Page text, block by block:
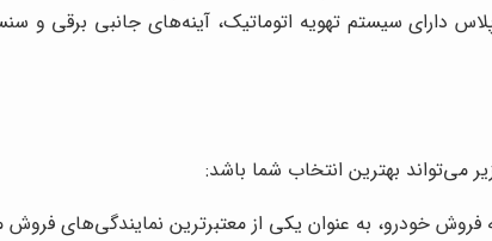
دارای سیستم تهویه اتوماتیک، آینه‌های جانبی برقی و
می‌تواند بهترین انتخاب شما باشد:
فروش خودرو، به عنوان یکی از معتبرترین نمایندگی‌های